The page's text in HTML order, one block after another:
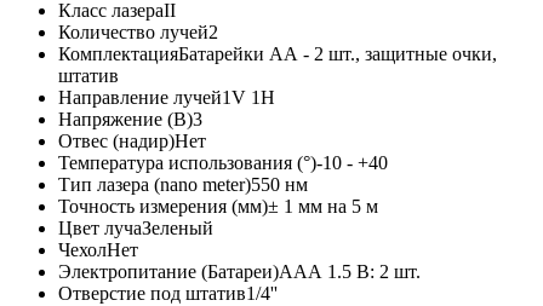
Класс лазераII
Количество лучей2
КомплектацияБатарейки АА - 2 шт., защитные очки,
штатив
Направление лучей1V 1H
Напряжение (В)3
Отвес (надир)Нет
Температура использования (°)-10 - +40
Тип лазера (nano meter)550 нм
Точность измерения (мм)± 1 мм на 5 м
Цвет лучаЗеленый
ЧехолНет
Электропитание (Батареи)AAА 1.5 В: 2 шт.
Отверстие под штатив1/4''